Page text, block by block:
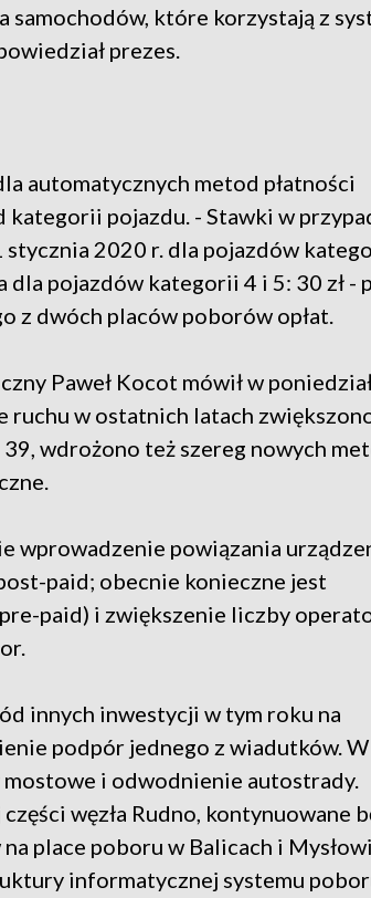
samochodów, które korzystają z
prezes.
automatycznych metod płatności
kategorii pojazdu. - Stawki w
2020 r. dla pojazdów
dla pojazdów kategorii 4 i 5: 30 zł -
z dwóch placów poborów opłat.
Paweł Kocot mówił w
ruchu w ostatnich latach
wdrożono też szereg nowych
wprowadzenie powiązania
paid; obecnie konieczne jest
paid) i zwiększenie liczby
innych inwestycji w tym roku na
podpór jednego z wiadutków.
i odwodnienie autostrady.
węzła Rudno, kontynuowane
place poboru w Balicach i
informatycznej systemu